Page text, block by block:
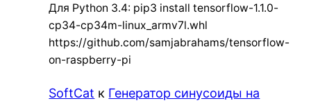
Для Python 3.4: pip3 install tensorflow-1.1.0-
cp34-cp34m-linux_armv7l.whl
https://github.com/samjabrahams/tensorflow-
on-raspberry-pi
SoftCat к Генератор синусоиды на